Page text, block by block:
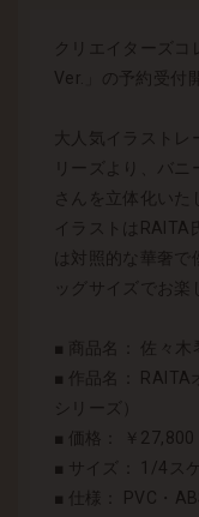
クリエイターズ
Ver.」の予約受付
大人気イラスト
リーズより、バ
さんを立体化いた
イラストは
は対照的な華奢
ッグサイズでお
■ 商品名： 佐々木
■ 作品名： RAITA
シリーズ）
■ 価格： ￥27,800
■ サイズ： 1/4ス
■ 仕様： PVC・